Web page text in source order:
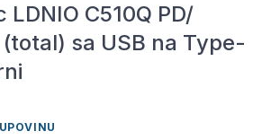
C510Q PD/
sa USB na Type-